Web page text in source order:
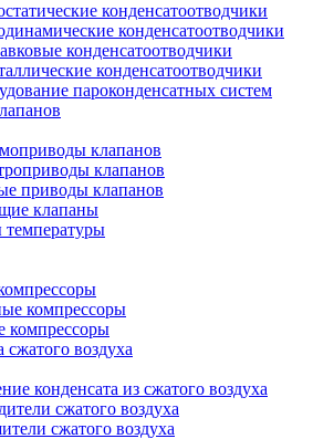
конденсатоотводчики
конденсатоотводчики
конденсатоотводчики
конденсатоотводчики
пароконденсатных систем
клапанов
клапанов
приводы клапанов
клапаны
температуры
компрессоры
компрессоры
сжатого воздуха
конденсата из сжатого воздуха
сжатого воздуха
сжатого воздуха